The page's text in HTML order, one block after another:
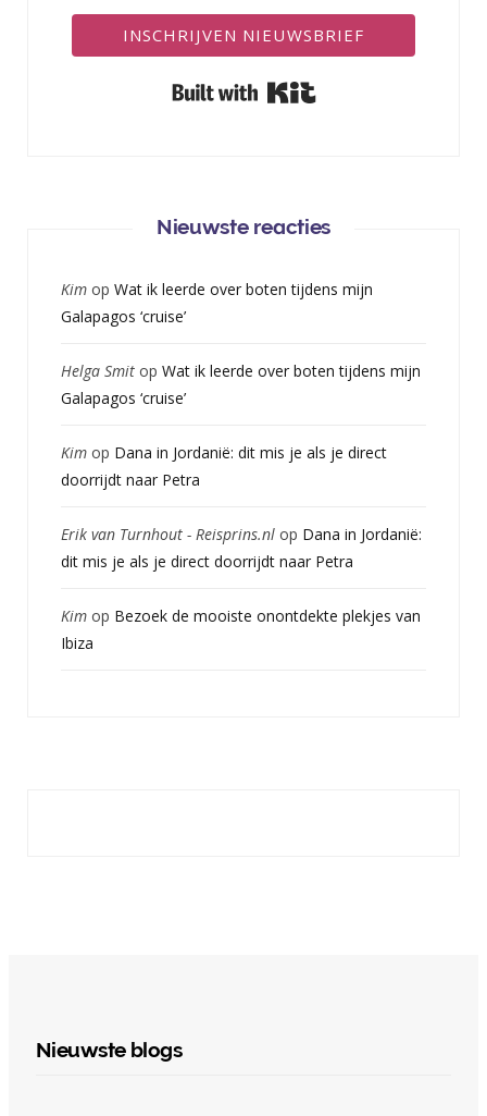
INSCHRIJVEN NIEUWSBRIEF
Nieuwste reacties
Kim op Wat ik leerde over boten tijdens mijn
Galapagos ‘cruise’
Helga Smit op Wat ik leerde over boten tijdens mijn
Galapagos ‘cruise’
Kim op Dana in Jordanië: dit mis je als je direct
doorrijdt naar Petra
Erik van Turnhout - Reisprins.nl op Dana in Jordanië:
dit mis je als je direct doorrijdt naar Petra
Kim op Bezoek de mooiste onontdekte plekjes van
Ibiza
Nieuwste blogs